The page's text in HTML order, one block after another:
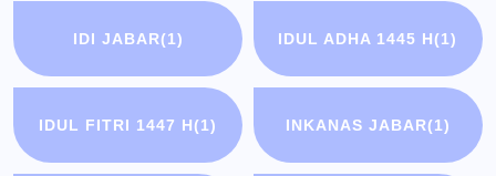
IDI JABAR(1) IDUL ADHA 1445 H(1)
IDUL FITRI 1447 H(1) INKANAS JABAR(1)